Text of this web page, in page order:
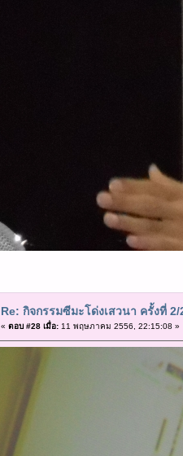
Re: กิจกรรมซีมะโด่งเสวนา ครั้งที่
« ตอบ #28 เมื่อ:11 พฤษภาคม 2556, 22:15:08 »